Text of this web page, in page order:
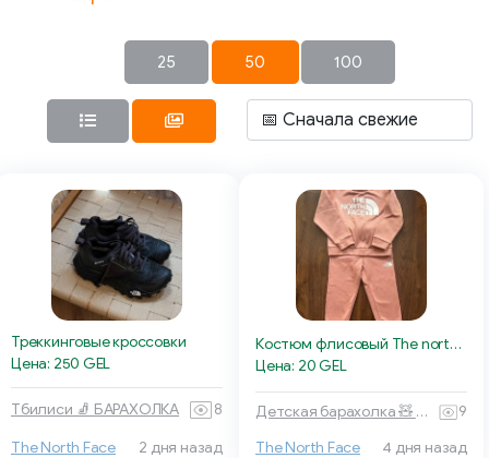
25 50 100
Треккинговые кроссовки
Цена: 250 GEL
Тбилиси 🧦 БАРАХОЛКА 8
The North Face 2 дня назад
Костюм флисовый The north face
Цена: 20 GEL
Детская барахолка 🧸 Тбилиси
9
The North Face
4 дня назад